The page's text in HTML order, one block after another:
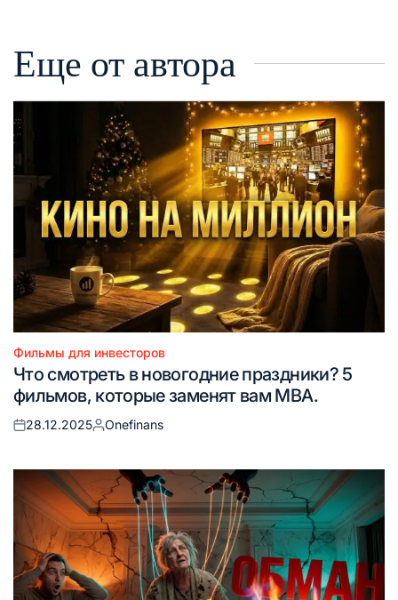
Еще от автора
Опубликовано
в
Фильмы для инвесторов
Что смотреть в новогодние праздники? 5
фильмов, которые заменят вам MBA.
Опубликовано
28.12.2025
Запись
Onefinans